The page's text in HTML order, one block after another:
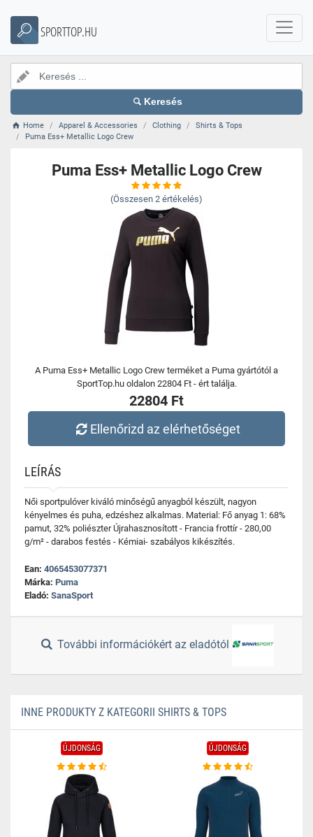
SPORTTOP.HU
Keresés
Home Apparel & Accessories Clothing
Shirts & Tops
Puma Ess+ Metallic Logo Crew
Puma Ess+ Metallic Logo Crew
(Összesen 2 értékelés)
A Puma Ess+ Metallic Logo Crew terméket a Puma gyártótól a
SportTop.hu oldalon 22804 Ft - ért találja.
22804 Ft
Ellenőrizd az elérhetőséget
LEÍRÁS
Női sportpulóver kiváló minőségű anyagból készült, nagyon
kényelmes és puha, edzéshez alkalmas. Material: Fő anyag 1: 68%
pamut, 32% poliészter Újrahasznosított - Francia frottír - 280,00
g/m² - darabos festés - Kémiai- szabályos kikészítés.
Ean: 4065453077371
Márka: Puma
Eladó: SanaSport
További információkért az eladótól
INNE PRODUKTY Z KATEGORII SHIRTS & TOPS
ÚJDONSÁG ÚJDONSÁG